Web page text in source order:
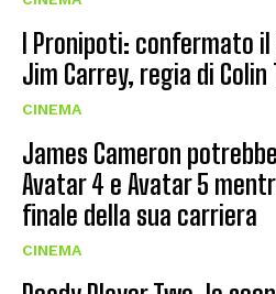
I Pronipoti: confermato
Jim Carrey, regia di
CINEMA
James Cameron
Avatar 4 e Avatar 5
finale della sua carriera
CINEMA